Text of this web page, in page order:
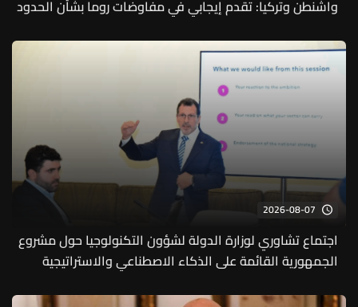
واشنطن وتركيا: تقدم إيجابي في مفاوضات روما بشأن الحدود
2026-08-07
اجتماع تشاوري لوزارة الدولة لشؤون التكنولوجيا حول مشروع
الجمهورية القائمة على الذكاء الاصطناعي والاستراتيجية